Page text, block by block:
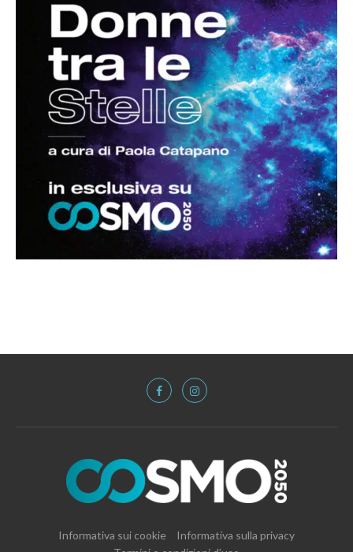
Informativa sui cookie
Informativa sulla privacy